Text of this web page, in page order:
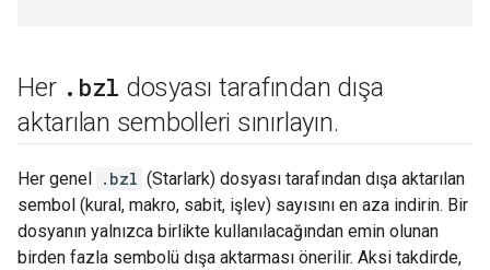
Her . bzl dosyası tarafından dışa
aktarılan sembolleri sınırlayın.
Her genel .bzl (Starlark) dosyası tarafından dışa aktarılan
sembol (kural, makro, sabit, işlev) sayısını en aza indirin. Bir
dosyanın yalnızca birlikte kullanılacağından emin olunan
birden fazla sembolü dışa aktarması önerilir. Aksi takdirde,